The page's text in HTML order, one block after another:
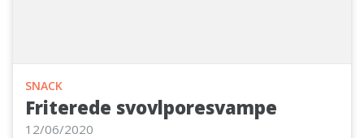
SNACK
Friterede svovlporesvampe
12/06/2020